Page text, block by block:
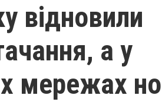
відновили
а у
мережах